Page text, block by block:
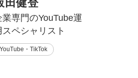
田健登
業専門のYouTube運
スペシャリスト
YouTube・TikTok